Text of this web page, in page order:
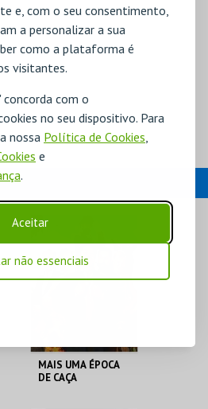
e, com o seu consentimento,
a personalizar a sua
como a plataforma é
visitantes.
concorda com o
no seu dispositivo. Para
nossa Política de Cookies,
e
.
Aceitar
não essenciais
MAIS UMA ÉPOCA
DE CAÇA